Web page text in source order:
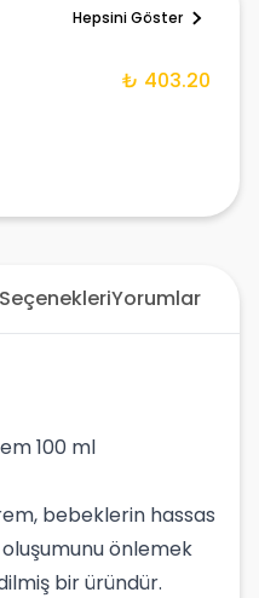
Hepsini Göster
₺ 403.20
Yorumlar
100 ml
bebeklerin hassas
önlemek
bir üründür.